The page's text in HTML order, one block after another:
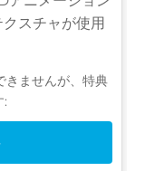
スチャが使用
きませんが、特典
: